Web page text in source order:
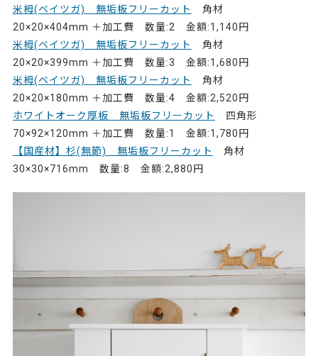
米栂(ベイツガ) 無垢板フリーカット
角材
20×20×404mm ＋加工費 数量:2 金額:1,140円
米栂(ベイツガ) 無垢板フリーカット
角材
20×20×399mm ＋加工費 数量:3 金額:1,680円
米栂(ベイツガ) 無垢板フリーカット
角材
20×20×180mm ＋加工費 数量:4 金額:2,520円
ホワイトオーク厚板 無垢板フリーカット
四角形
70×92×120mm ＋加工費 数量:1 金額:1,780円
【国産材】杉(無節) 無垢板フリーカット
角材
30×30×716mm 数量:8 金額:2,880円